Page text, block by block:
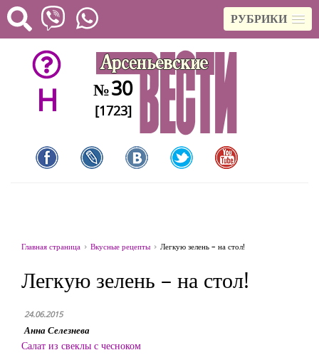
РУБРИКИ
H №30
[1723]
Главная страница Вкусные рецепты Легкую зелень – на стол!
Легкую зелень – на стол!
24.06.2015
Анна Селезнева
Салат из свеклы с чесноком